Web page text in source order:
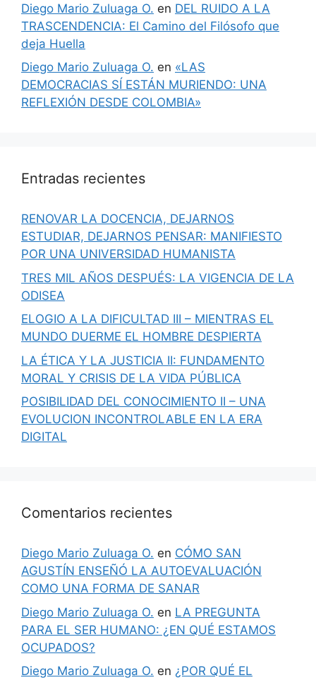
Diego Mario Zuluaga O. en DEL RUIDO A LA
TRASCENDENCIA: El Camino del Filósofo que
deja Huella
Diego Mario Zuluaga O. en «LAS
DEMOCRACIAS SÍ ESTÁN MURIENDO: UNA
REFLEXIÓN DESDE COLOMBIA»
Entradas recientes
RENOVAR LA DOCENCIA, DEJARNOS
ESTUDIAR, DEJARNOS PENSAR: MANIFIESTO
POR UNA UNIVERSIDAD HUMANISTA
TRES MIL AÑOS DESPUÉS: LA VIGENCIA DE LA
ODISEA
ELOGIO A LA DIFICULTAD III – MIENTRAS EL
MUNDO DUERME EL HOMBRE DESPIERTA
LA ÉTICA Y LA JUSTICIA II: FUNDAMENTO
MORAL Y CRISIS DE LA VIDA PÚBLICA
POSIBILIDAD DEL CONOCIMIENTO II – UNA
EVOLUCION INCONTROLABLE EN LA ERA
DIGITAL
Comentarios recientes
Diego Mario Zuluaga O. en CÓMO SAN
AGUSTÍN ENSEÑÓ LA AUTOEVALUACIÓN
COMO UNA FORMA DE SANAR
Diego Mario Zuluaga O. en LA PREGUNTA
PARA EL SER HUMANO: ¿EN QUÉ ESTAMOS
OCUPADOS?
Diego Mario Zuluaga O. en ¿POR QUÉ EL